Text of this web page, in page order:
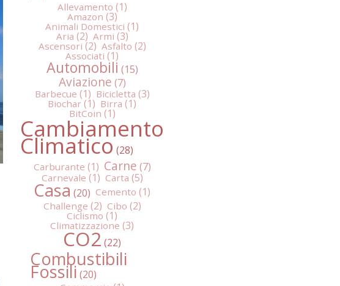
Allevamento
Amazon
Animali Domestici
Aria
Armi
Ascensori
Asfalto
Associati
Automobili
Aviazione
Barbecue
Bicicletta
Biochar
Birra
BitCoin
Cambiamento
Climatico
Carburante Carne
Carnevale Carta
Casa
Cemento
Challenge
Cibo
Ciclismo
Climatizzazione
CO2
Combustibili
Fossili